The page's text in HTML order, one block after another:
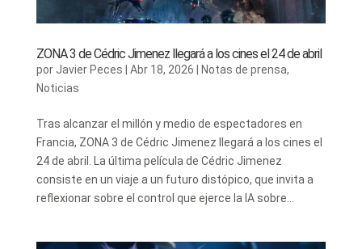
ZONA 3 de Cédric Jimenez llegará a los cines el 24 de abril
por Javier Peces Abr 18, 2026 Notas de prensa,
Noticias
Tras alcanzar el millón y medio de espectadores en
Francia, ZONA 3 de Cédric Jimenez llegará a los cines el
24 de abril. La última película de Cédric Jimenez
consiste en un viaje a un futuro distópico, que invita a
reflexionar sobre el control que ejerce la IA sobre...